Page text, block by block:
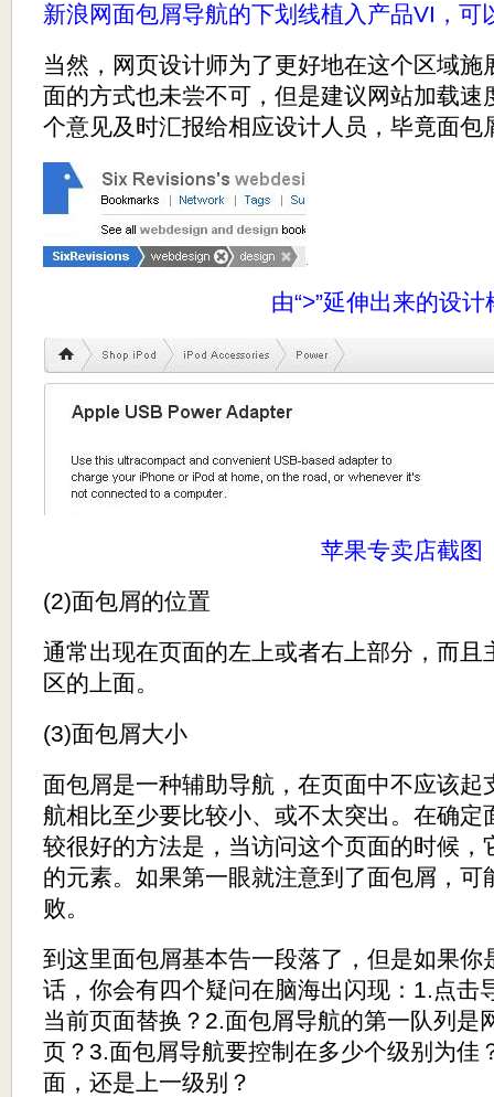
新浪网面包屑导航的下划线植入产品VI，可
当然，网页设计师为了更好地在这个区域
面的方式也未尝不可，但是建议网站加载速
个意见及时汇报给相应设计人员，毕竟面包
由“>”延伸出来的设计
苹果专卖店截图
(2)面包屑的位置
通常出现在页面的左上或者右上部分，而且
区的上面。
(3)面包屑大小
面包屑是一种辅助导航，在页面中不应该起
航相比至少要比较小、或不太突出。在确定
较很好的方法是，当访问这个页面的时候，
的元素。如果第一眼就注意到了面包屑，可
败。
到这里面包屑基本告一段落了，但是如果你
话，你会有四个疑问在脑海出闪现：1.点击
当前页面替换？2.面包屑导航的第一队列是
页？3.面包屑导航要控制在多少个级别为佳
面，还是上一级别？